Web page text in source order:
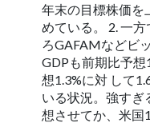
年末の目標株価を
めている。 2. 一
ろGAFAMなどビ
GDPも前期比予想
想1.3%に対 して
いる状況。強すぎ
想させてか、米国